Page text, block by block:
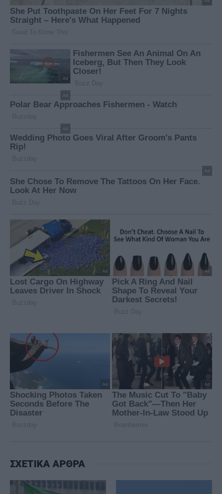
ΣΧΕΤΙΚΑ ΑΡΘΡΑ